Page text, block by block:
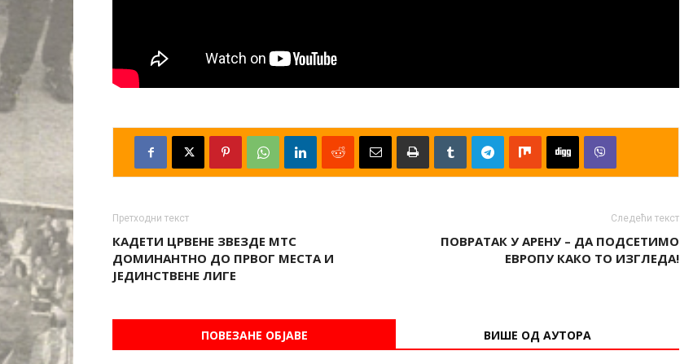
Претходни текст
КАДЕТИ ЦРВЕНЕ ЗВЕЗДЕ МТС
ДОМИНАНТНО ДО ПРВОГ МЕСТА И
ЈЕДИНСТВЕНЕ ЛИГЕ
Следећи текст
ПОВРАТАК У АРЕНУ – ДА ПОДСЕТИМО
ЕВРОПУ КАКО ТО ИЗГЛЕДА!
ПОВЕЗАНЕ ОБЈАВЕ ВИШЕ ОД АУТОРА